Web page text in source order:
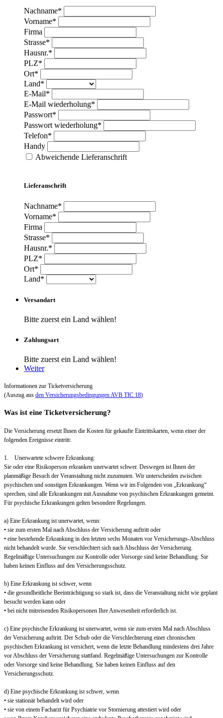
Nachname*
Vorname*
Firma
Strasse*
Hausnr.*
PLZ*
Ort*
Land*
E-Mail*
E-Mail wiederholung*
Passwort*
Passwort wiederholung*
Telefon*
Handy
Abweichende Lieferanschrift
Lieferanschrift
Nachname*
Vorname*
Firma
Strasse*
Hausnr.*
PLZ*
Ort*
Land*
Versandart
Bitte zuerst ein Land wählen!
Zahlungsart
Bitte zuerst ein Land wählen!
Weiter
Informationen zur Ticketversicherung
(Auszug aus den Versicherungsbedingungen AVB TIC 18)
Was ist eine Ticketversicherung?
Die Versicherung ersetzt Ihnen die Kosten für gekaufte Eintrittskarten, wenn einer der
folgenden Ereignisse eintritt:
1. Unerwartete schwere Erkrankung:
Sie oder eine Risikoperson erkranken unerwartet schwer. Deswegen ist Ihnen der
planmäßige Besuch der Veranstaltung nicht zuzumuten. Wir unterscheiden zwischen
psychischen und sonstigen Erkrankungen. Wenn wir im Folgenden von „Erkrankung“
sprechen, sind alle Erkrankungen mit Ausnahme von psychischen Erkrankungen gemeint.
Für psychische Erkrankungen gelten besondere Regelungen.
a) Eine Erkrankung ist unerwartet, wenn:
• sie zum ersten Mal nach Abschluss der Versicherung auftritt oder
• eine bestehende Erkrankung in den letzten sechs Monaten vor Versicherungs-Abschluss
nicht behandelt wurde. Sie verschlechtert sich nach Abschluss der Versicherung.
Regelmäßige Untersuchungen zur Kontrolle oder Vorsorge sind keine Behandlung. Sie
haben keinen Einfluss auf den Versicherungsschutz.
b) Eine Erkrankung ist schwer, wenn
• die gesundheitliche Beeinträchtigung so stark ist, dass die Veranstaltung nicht wie geplant
besucht werden kann oder
• bei nicht mitreisenden Risikopersonen Ihre Anwesenheit erforderlich ist.
c) Eine psychische Erkrankung ist unerwartet, wenn sie zum ersten Mal nach Abschluss
der Versicherung auftritt. Der Schub oder die Verschlechterung einer chronischen
psychischen Erkrankung ist versichert, wenn die letzte Behandlung mindestens drei Jahre
vor Abschluss der Versicherung stattfand. Regelmäßige Untersuchungen zur Kontrolle
oder Vorsorge sind keine Behandlung. Sie haben keinen Einfluss auf den
Versicherungsschutz.
d) Eine psychische Erkrankung ist schwer, wenn
• sie stationär behandelt wird oder
• sie von einem Facharzt für Psychiatrie vor Stornierung attestiert wird oder